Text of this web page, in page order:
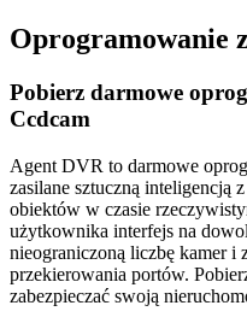
Oprogramowanie
Pobierz darmowe
Ccdcam
Agent DVR to darmowe
zasilane sztuczną inteligencją
obiektów w czasie
użytkownika interfejs na
nieograniczoną liczbę kamer i
przekierowania portów.
zabezpieczać swoją